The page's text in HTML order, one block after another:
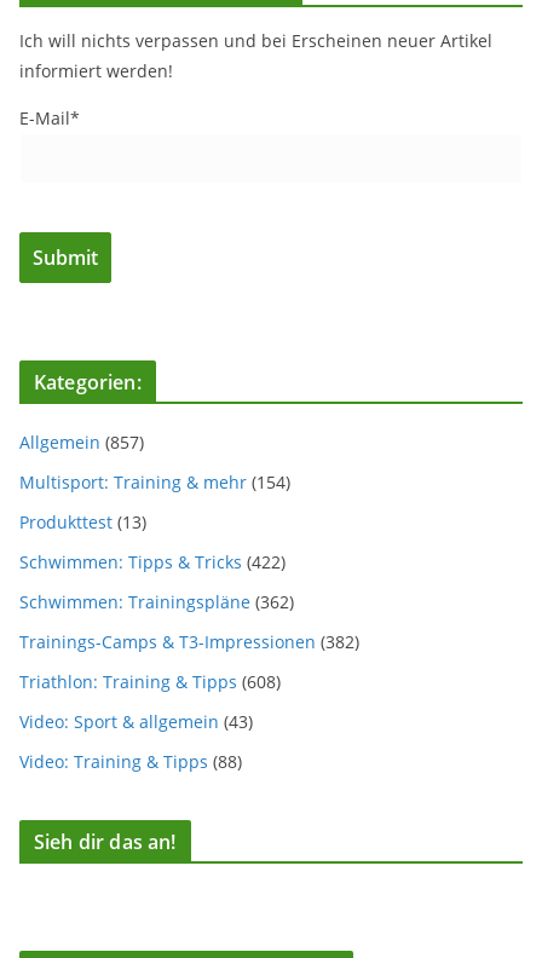
Ich will nichts verpassen und bei Erscheinen neuer Artikel
informiert werden!
E-Mail*
Kategorien:
Allgemein (857)
Multisport: Training & mehr (154)
Produkttest (13)
Schwimmen: Tipps & Tricks (422)
Schwimmen: Trainingspläne (362)
Trainings-Camps & T3-Impressionen (382)
Triathlon: Training & Tipps (608)
Video: Sport & allgemein (43)
Video: Training & Tipps (88)
Sieh dir das an!